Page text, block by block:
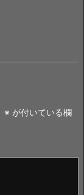
※ が付いている欄